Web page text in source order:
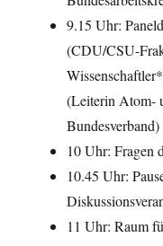
9.15 Uhr:
(CDU/CSU-
(Leiterin Atom-
Bundesverband)
10 Uhr: Fragen
10.45 Uhr:
11 Uhr: Raum